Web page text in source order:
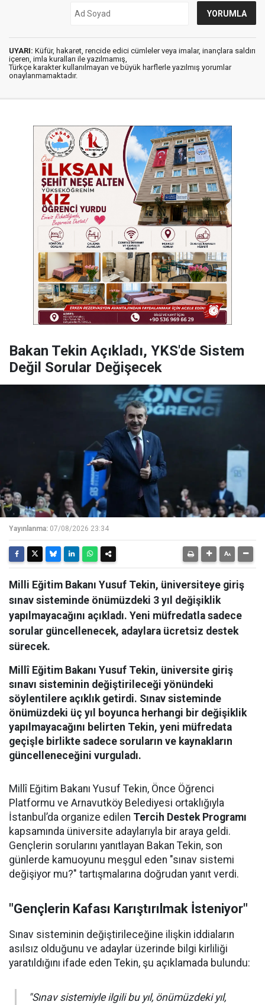
UYARI: Küfür, hakaret, rencide edici cümleler veya imalar, inançlara saldırı
içeren, imla kuralları ile yazılmamış,
Türkçe karakter kullanılmayan ve büyük harflerle yazılmış yorumlar
onaylanmamaktadır.
Bakan Tekin Açıkladı, YKS'de Sistem
Değil Sorular Değişecek
Yayınlanma: 07/08/2026 23:34
Milli Eğitim Bakanı Yusuf Tekin, üniversiteye giriş
sınav sisteminde önümüzdeki 3 yıl değişiklik
yapılmayacağını açıkladı. Yeni müfredatla sadece
sorular güncellenecek, adaylara ücretsiz destek
sürecek.
Millî Eğitim Bakanı Yusuf Tekin, üniversite giriş
sınavı sisteminin değiştirileceği yönündeki
söylentilere açıklık getirdi. Sınav sisteminde
önümüzdeki üç yıl boyunca herhangi bir değişiklik
yapılmayacağını belirten Tekin, yeni müfredata
geçişle birlikte sadece soruların ve kaynakların
güncelleneceğini vurguladı.
Millî Eğitim Bakanı Yusuf Tekin, Önce Öğrenci
Platformu ve Arnavutköy Belediyesi ortaklığıyla
İstanbul’da organize edilen Tercih Destek Programı
kapsamında üniversite adaylarıyla bir araya geldi.
Gençlerin sorularını yanıtlayan Bakan Tekin, son
günlerde kamuoyunu meşgul eden "sınav sistemi
değişiyor mu?" tartışmalarına doğrudan yanıt verdi.
"Gençlerin Kafası Karıştırılmak İsteniyor"
Sınav sisteminin değiştirileceğine ilişkin iddiaların
asılsız olduğunu ve adaylar üzerinde bilgi kirliliği
yaratıldığını ifade eden Tekin, şu açıklamada bulundu:
"Sınav sistemiyle ilgili bu yıl, önümüzdeki yıl,